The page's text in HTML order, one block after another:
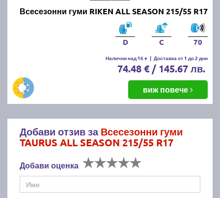
Всесезонни гуми RIKEN ALL SEASON 215/55 R17
D C 70
Налични над 16 + | Доставка от 1 до 2 дни
74.48 € / 145.67 лв.
виж повече
Добави отзив заВсесезонни гуми
TAURUS ALL SEASON 215/55 R17
Добави оценка